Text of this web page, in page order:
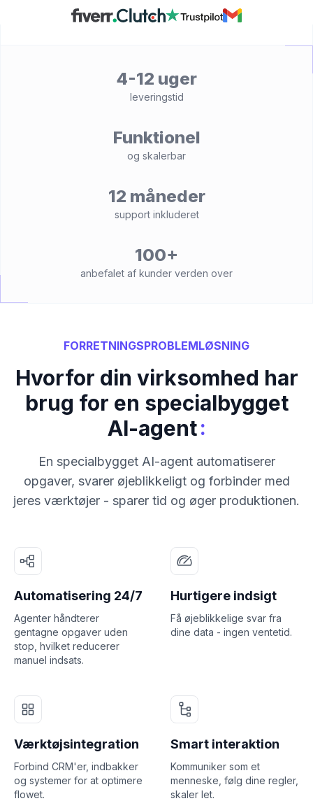
4-12 uger
leveringstid
Funktionel
og skalerbar
12 måneder
support inkluderet
100+
anbefalet af kunder verden over
FORRETNINGSPROBLEMLØSNING
Hvorfor din virksomhed har
brug for en specialbygget
AI-agent:
En specialbygget AI-agent automatiserer
opgaver, svarer øjeblikkeligt og forbinder med
jeres værktøjer - sparer tid og øger produktionen.
Automatisering 24/7
Agenter håndterer
gentagne opgaver uden
stop, hvilket reducerer
manuel indsats.
Hurtigere indsigt
Få øjeblikkelige svar fra
dine data - ingen ventetid.
Værktøjsintegration
Forbind CRM'er, indbakker
og systemer for at optimere
flowet.
Smart interaktion
Kommuniker som et
menneske, følg dine regler,
skaler let.